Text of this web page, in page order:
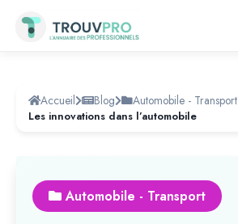
Accueil Blog Automobile - Transport
Les innovations dans l’automobile
Automobile - Transport